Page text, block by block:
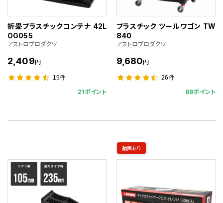
折畳プラスチックコンテナ 42L
OG055
アストロプロダクツ
2,409円
19件
21ポイント
プラスチック ツールワゴン TW
840
アストロプロダクツ
9,680円
26件
88ポイント
動画あり